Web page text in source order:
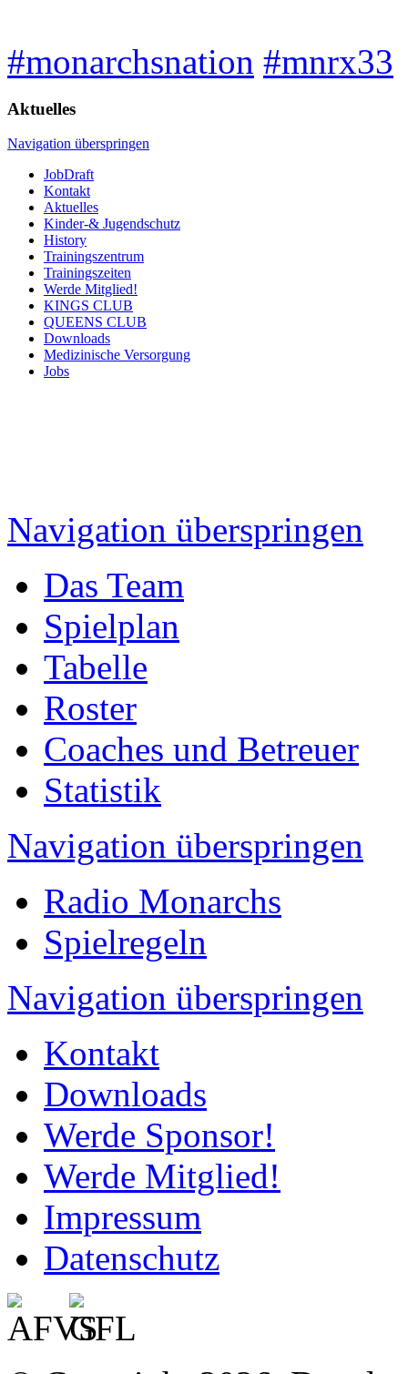
#monarchsnation #mnrx33
Aktuelles
Navigation überspringen
JobDraft
Kontakt
Aktuelles
Kinder-& Jugendschutz
History
Trainingszentrum
Trainingszeiten
Werde Mitglied!
KINGS CLUB
QUEENS CLUB
Downloads
Medizinische Versorgung
Jobs
Navigation überspringen
Das Team
Spielplan
Tabelle
Roster
Coaches und Betreuer
Statistik
Navigation überspringen
Radio Monarchs
Spielregeln
Navigation überspringen
Kontakt
Downloads
Werde Sponsor!
Werde Mitglied!
Impressum
Datenschutz